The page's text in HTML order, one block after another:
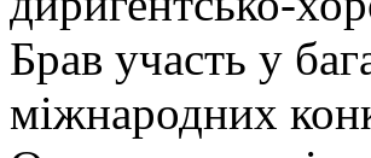
Брав участь у
міжнародних